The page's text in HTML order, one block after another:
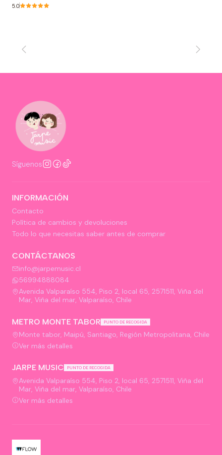
5.0
Síguenos
INFORMACIÓN
Contacto
Política de cambios y devoluciones
Todo lo que necesitas saber antes de comprar
CONTÁCTANOS
info@jarpemusic.cl
56994888084
Avenida Valparaíso 554, Piso 2, local 65, 2571511, Viña del
Mar, Viña del mar, Valparaíso, Chile
METRO MONTE TABOR PUNTO DE RECOGIDA
Monte tabor, Maipú, Santiago, Región Metropolitana, Chile
Ver más detalles
JARPE MUSIC PUNTO DE RECOGIDA
Avenida Valparaíso 554, Piso 2, local 65, 2571511, Viña del
Mar, Viña del mar, Valparaíso, Chile
Ver más detalles